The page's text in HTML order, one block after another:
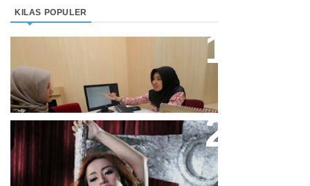
KILAS POPULER
Keuangan Syariah Di Indonesia
Meningkat
Cupi Cupita Luncurkan Single
“Yo Uwis”